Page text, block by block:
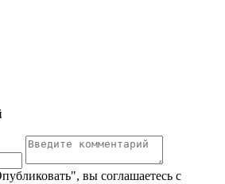
вы соглашаетесь с